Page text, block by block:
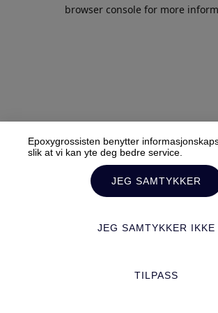
browser console for more
Epoxygrossisten benytter
slik at vi kan yte deg bedre service.
JEG SAMTYKKER
JEG SAMTYKKER IKKE
TILPASS